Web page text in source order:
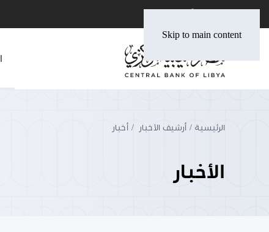
Skip to main content
الرئيسية أرشيف الأخبار أخبار
الأخبار